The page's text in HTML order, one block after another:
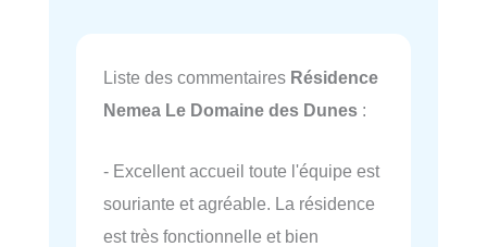
Liste des commentaires Résidence
Nemea Le Domaine des Dunes :
- Excellent accueil toute l'équipe est
souriante et agréable. La résidence
est très fonctionnelle et bien